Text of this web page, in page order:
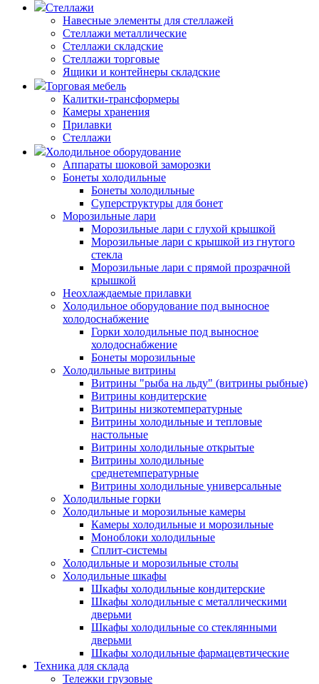
Стеллажи
Навесные элементы для стеллажей
Стеллажи металлические
Стеллажи складские
Стеллажи торговые
Ящики и контейнеры складские
Торговая мебель
Калитки-трансформеры
Камеры хранения
Прилавки
Стеллажи
Холодильное оборудование
Аппараты шоковой заморозки
Бонеты холодильные
Бонеты холодильные
Суперструктуры для бонет
Морозильные лари
Морозильные лари с глухой крышкой
Морозильные лари с крышкой из гнутого
стекла
Морозильные лари с прямой прозрачной
крышкой
Неохлаждаемые прилавки
Холодильное оборудование под выносное
холодоснабжение
Горки холодильные под выносное
холодоснабжение
Бонеты морозильные
Холодильные витрины
Витрины "рыба на льду" (витрины рыбные)
Витрины кондитерские
Витрины низкотемпературные
Витрины холодильные и тепловые
настольные
Витрины холодильные открытые
Витрины холодильные
среднетемпературные
Витрины холодильные универсальные
Холодильные горки
Холодильные и морозильные камеры
Камеры холодильные и морозильные
Моноблоки холодильные
Сплит-системы
Холодильные и морозильные столы
Холодильные шкафы
Шкафы холодильные кондитерские
Шкафы холодильные с металлическими
дверьми
Шкафы холодильные со стеклянными
дверьми
Шкафы холодильные фармацевтические
Техника для склада
Тележки грузовые